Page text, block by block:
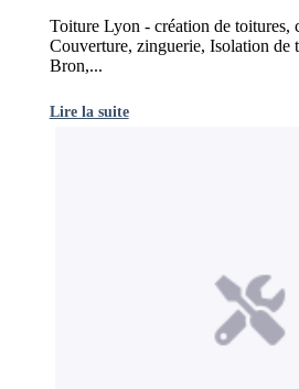
Toiture Lyon - création de toitures,
Couverture, zinguerie, Isolation de
Bron,...
Lire la suite